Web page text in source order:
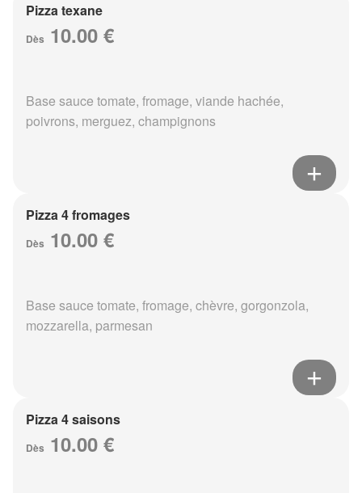
Pizza texane
Dès 10.00 €
Base sauce tomate, fromage, viande hachée,
poivrons, merguez, champignons
Pizza 4 fromages
Dès 10.00 €
Base sauce tomate, fromage, chèvre, gorgonzola,
mozzarella, parmesan
Pizza 4 saisons
Dès 10.00 €